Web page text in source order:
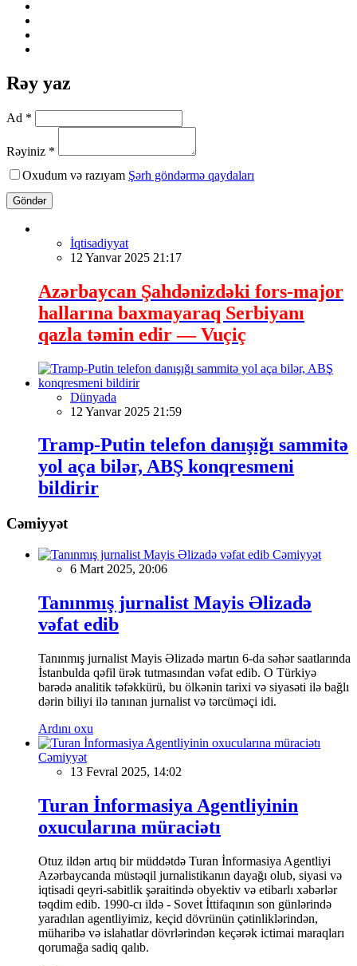
Rəy yaz
Ad *
Rəyiniz *
Oxudum və razıyam Şərh göndərmə qaydaları
Göndər
İqtisadiyyat
12 Yanvar 2025 21:17
Azərbaycan Şahdənizdəki fors-major
hallarına baxmayaraq Serbiyanı
qazla təmin edir — Vuçiç
Dünyada
12 Yanvar 2025 21:59
Tramp-Putin telefon danışığı sammitə
yol aça bilər, ABŞ konqresmeni
bildirir
Cəmiyyət
Cəmiyyət
6 Mart 2025, 20:06
Tanınmış jurnalist Mayis Əlizadə
vəfat edib
Tanınmış jurnalist Mayis Əlizadə martın 6-da səhər saatlarında
İstanbulda qəfil ürək tutmasından vəfat edib. O Türkiyə
barədə analitik təfəkkürü, bu ölkənin tarixi və siyasəti ilə bağlı
dərin biliyi ilə tanınan jurnalist və tərcüməçi idi.
Ardını oxu
Cəmiyyət
13 Fevral 2025, 14:02
Turan İnformasiya Agentliyinin
oxucularına müraciətı
Otuz ildən artıq bir müddətdə Turan İnformasiya Agentliyi
Azərbaycanda müstəqil jurnalistikanın dayağı olub, siyasi və
iqtisadi qeyri-sabitlik şəraitində obyektiv və etibarlı xəbərlər
təqdim edib. 1990-cı ildə - Sovet İttifaqının son günlərində
yaradılan agentliyimiz, keçid dövrünün çətinliklərindən,
müharibə və islahatlar dövrlərindən keçərək ictimai maraqları
qorumağa sadiq qalıb.